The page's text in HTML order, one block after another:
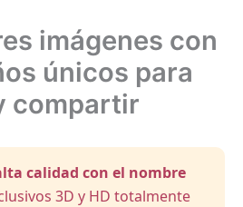
imágenes con
únicos para
compartir
calidad con el nombre
3D y HD totalmente